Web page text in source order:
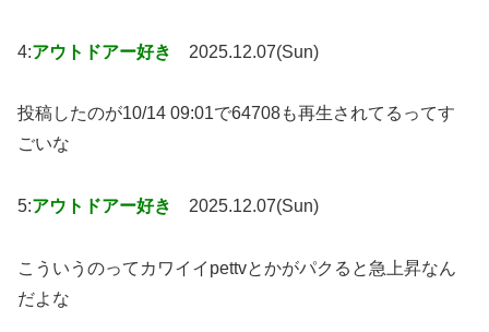
4:アウトドアー好き 2025.12.07(Sun)
投稿したのが10/14 09:01で64708も再生されてるってす
ごいな
5:アウトドアー好き 2025.12.07(Sun)
こういうのってカワイイpettvとかがパクると急上昇なん
だよな